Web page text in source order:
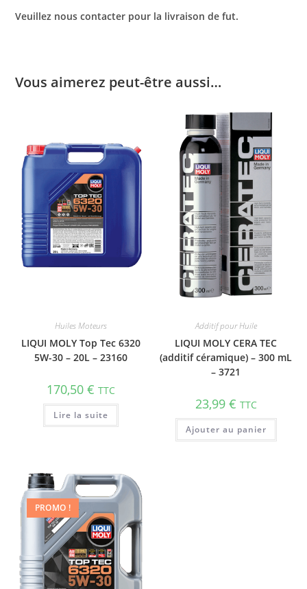
Veuillez nous contacter pour la livraison de fut.
Vous aimerez peut-être aussi…
Huiles Moteurs
LIQUI MOLY Top Tec 6320
5W-30 – 20L – 23160
170,50€ TTC
Lire la suite
Additif pour Huile
LIQUI MOLY CERA TEC
(additif céramique) – 300 mL
– 3721
23,99 € TTC
Ajouter au panier
PROMO !